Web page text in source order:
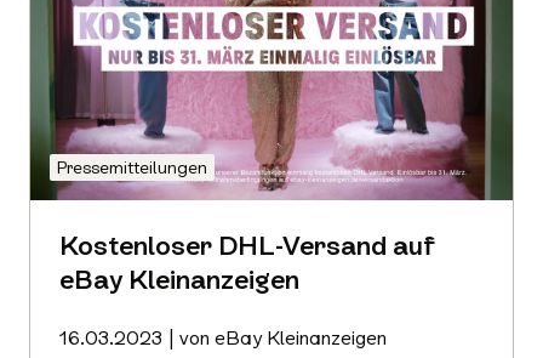
Kostenloser DHL-Versand auf
eBay Kleinanzeigen
16.03.2023 | von eBay Kleinanzeigen
Pressemitteilungen